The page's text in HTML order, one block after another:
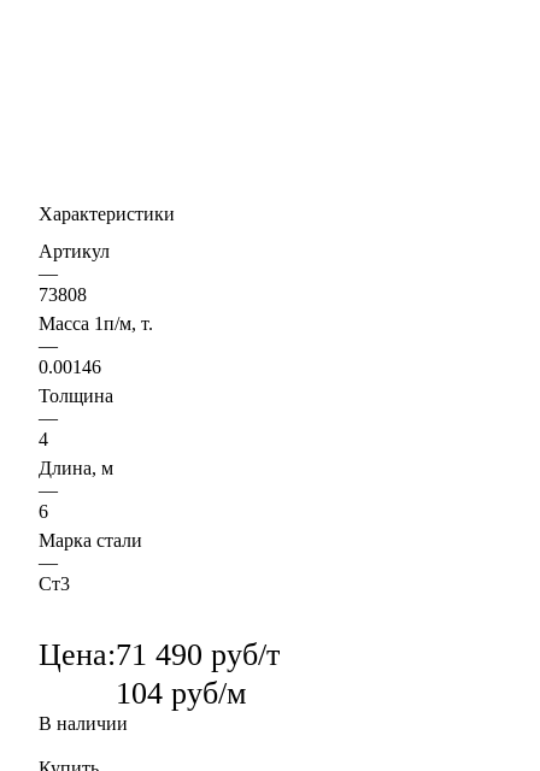
Характеристики
Артикул
—
73808
Масса 1п/м, т.
—
0.00146
Толщина
—
4
Длина, м
—
6
Марка стали
—
Ст3
Цена:71 490 руб/т
104 руб/м
В наличии